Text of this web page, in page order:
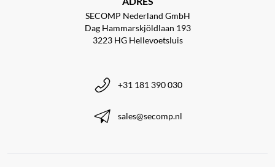
SECOMP Nederland GmbH
Dag Hammarskjöldlaan 193
3223 HG Hellevoetsluis
+31 181 390 030
sales@secomp.nl